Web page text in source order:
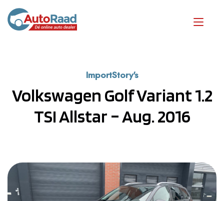
ImportStory's
Volkswagen Golf Variant 1.2
TSI Allstar – Aug. 2016